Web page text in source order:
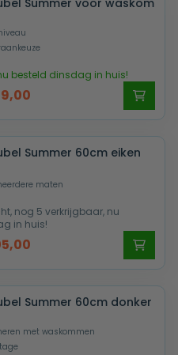
€ 369,00.
Summer voor waskom
besteld dinsdag in huis!
is:
€ 369,00.
Summer 60cm eiken
maten
nog 5 verkrijgbaar, nu
in huis!
is:
€ 405,00.
Summer 60cm donker
met waskommen